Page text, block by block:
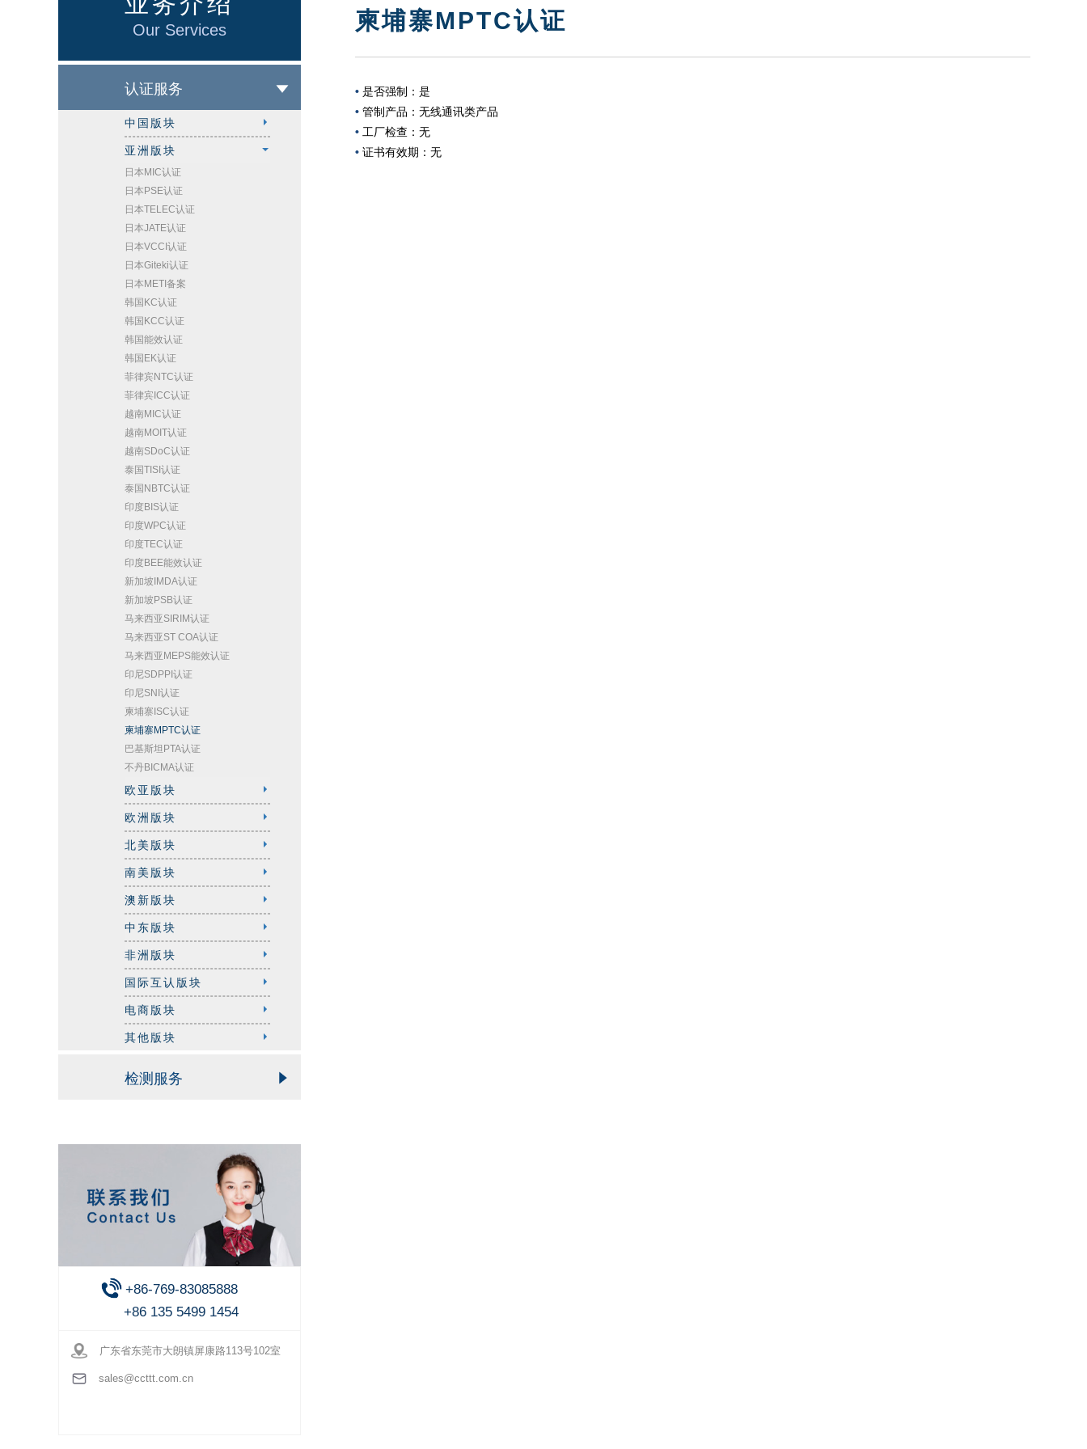
Our Services
认证服务
中国版块
亚洲版块
日本MIC认证
日本PSE认证
日本TELEC认证
日本JATE认证
日本VCCI认证
日本Giteki认证
日本METI备案
韩国KC认证
韩国KCC认证
韩国能效认证
韩国EK认证
菲律宾NTC认证
菲律宾ICC认证
越南MIC认证
越南MOIT认证
越南SDoC认证
泰国TISI认证
泰国NBTC认证
印度BIS认证
印度WPC认证
印度TEC认证
印度BEE能效认证
新加坡IMDA认证
新加坡PSB认证
马来西亚SIRIM认证
马来西亚ST COA认证
马来西亚MEPS能效认证
印尼SDPPI认证
印尼SNI认证
柬埔寨ISC认证
柬埔寨MPTC认证
巴基斯坦PTA认证
不丹BICMA认证
欧亚版块
欧洲版块
北美版块
南美版块
澳新版块
中东版块
非洲版块
国际互认版块
电商版块
其他版块
检测服务
+86-769-83085888
+86 135 5499 1454
广东省东莞市大朗镇屏康路113号102室
sales@ccttt.com.cn
柬埔寨MPTC认证
• 是否强制：是
• 管制产品：无线通讯类产品
• 工厂检查：无
• 证书有效期：无